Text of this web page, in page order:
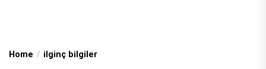
Home ilginç bilgiler